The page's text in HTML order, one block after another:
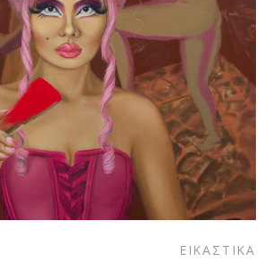
ΕΙΚΑΣΤΙΚΑ